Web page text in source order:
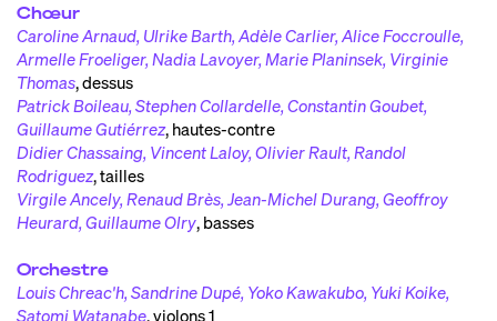
Chœur
Caroline Arnaud, Ulrike Barth, Adèle Carlier, Alice Foccroulle,
Armelle Froeliger, Nadia Lavoyer, Marie Planinsek, Virginie
Thomas,dessus
Patrick Boileau, Stephen Collardelle, Constantin Goubet,
Guillaume Gutiérrez, hautes-contre
Didier Chassaing, Vincent Laloy, Olivier Rault, Randol
Rodriguez,tailles
Virgile Ancely, Renaud Brès, Jean-Michel Durang, Geoffroy
Heurard, Guillaume Olry, basses
Orchestre
Louis Chreac'h, Sandrine Dupé, Yoko Kawakubo, Yuki Koike,
Satomi Watanabe,violons 1